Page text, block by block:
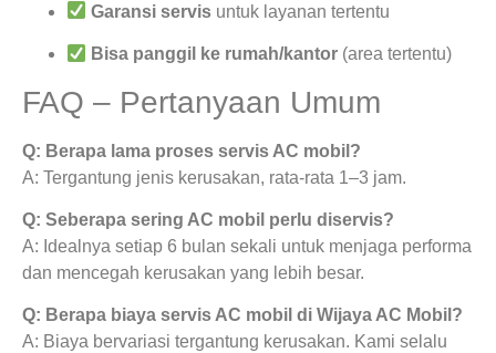
Garansi servis untuk layanan tertentu
Bisa panggil ke rumah/kantor (area tertentu)
FAQ – Pertanyaan Umum
Q: Berapa lama proses servis AC mobil?
A: Tergantung jenis kerusakan, rata-rata 1–3 jam.
Q: Seberapa sering AC mobil perlu diservis?
A: Idealnya setiap 6 bulan sekali untuk menjaga performa
dan mencegah kerusakan yang lebih besar.
Q: Berapa biaya servis AC mobil di Wijaya AC Mobil?
A: Biaya bervariasi tergantung kerusakan. Kami selalu